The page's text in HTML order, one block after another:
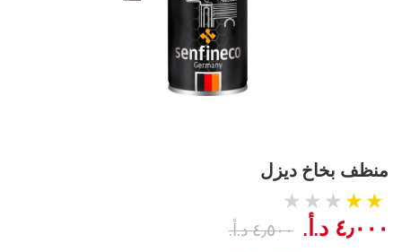
منظف بخاخ ديزل
٤٫٠٠٠ د.أ.‏ ٤٫٥٠٠ د.أ.‏